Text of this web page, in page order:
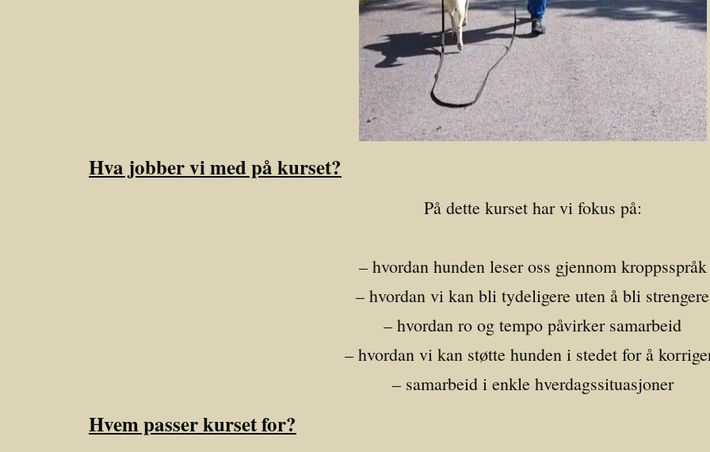
Hva jobber vi med på kurset?
På dette kurset har vi fokus på:
– hvordan hunden leser oss gjennom kroppsspråk
– hvordan vi kan bli tydeligere uten å bli strengere
– hvordan ro og tempo påvirker samarbeid
– hvordan vi kan støtte hunden i stedet for å
– samarbeid i enkle hverdagssituasjoner
Hvem passer kurset for?